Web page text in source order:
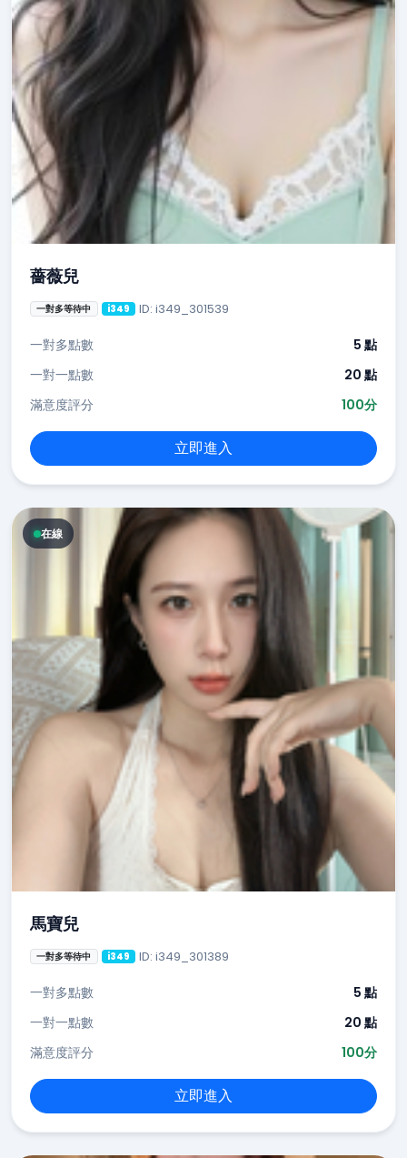
薔薇兒
一對多等待中 i349 ID: i349_301539
一對多點數
5 點
一對一點數
20 點
滿意度評分
100分
立即進入
在線
馬寶兒
一對多等待中 i349 ID: i349_301389
一對多點數
5 點
一對一點數
20 點
滿意度評分
100分
立即進入